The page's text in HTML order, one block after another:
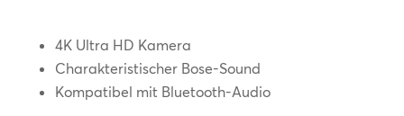
4K Ultra HD Kamera
Charakteristischer Bose-Sound
Kompatibel mit Bluetooth-Audio